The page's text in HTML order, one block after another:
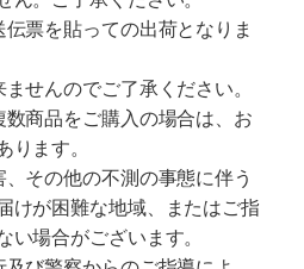
票を貼っての出荷となりま
せんのでご了承ください。
商品をご購入の場合は、お
ります。
その他の不測の事態に伴う
けが困難な地域、またはご指
場合がございます。